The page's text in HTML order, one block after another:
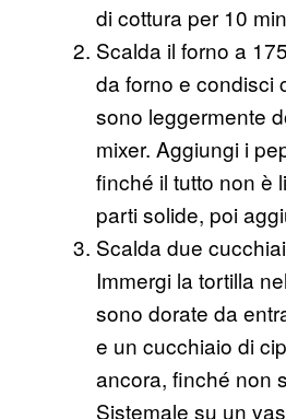
di cottura per 10
Scalda il forno a
da forno e condisci
sono leggermente
mixer. Aggiungi i
finché il tutto non è
parti solide, poi
Scalda due
Immergi la tortilla
sono dorate da
e un cucchiaio di
ancora, finché non
Sistemale su un